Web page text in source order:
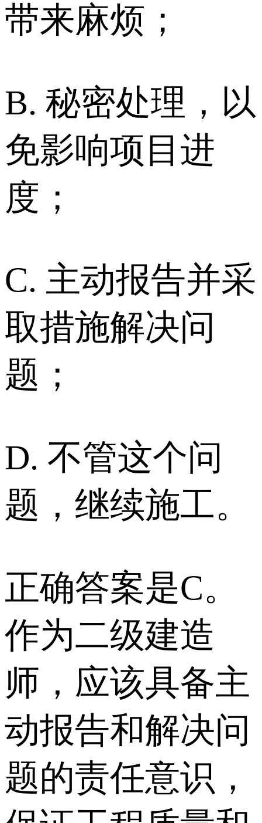
带来麻烦；
B. 秘密处理，以
免影响项目进
度；
C. 主动报告并采
取措施解决问
题；
D. 不管这个问
题，继续施工。
正确答案是C。
作为二级建造
师，应该具备主
动报告和解决问
题的责任意识，